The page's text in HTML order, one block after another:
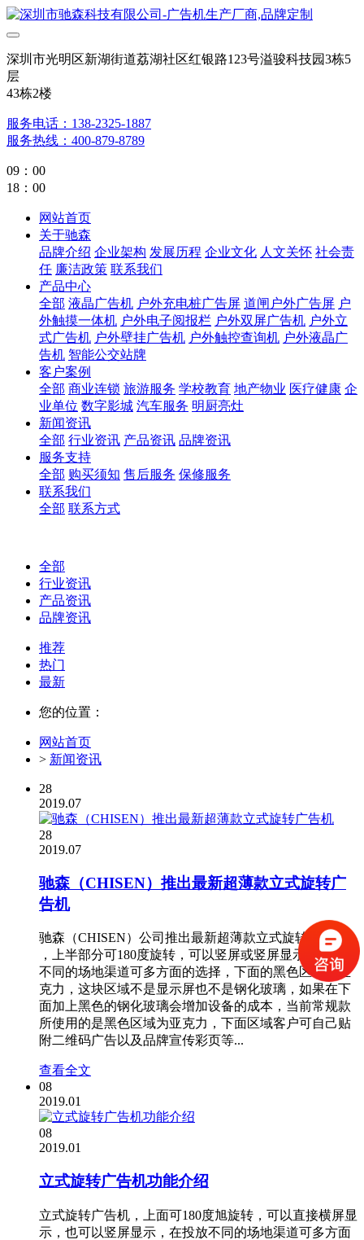
深圳市光明区新湖街道荔湖社区红银路123号溢骏科技园3栋5
层
43栋2楼
服务电话：138-2325-1887
服务热线：400-879-8789
09：00
18：00
网站首页
关于驰森
品牌介绍 企业架构 发展历程 企业文化 人文关怀 社会责
任 廉洁政策 联系我们
产品中心
全部 液晶广告机 户外充电桩广告屏 道闸户外广告屏 户
外触摸一体机 户外电子阅报栏 户外双屏广告机 户外立
式广告机 户外壁挂广告机 户外触控查询机 户外液晶广
告机 智能公交站牌
客户案例
全部 商业连锁 旅游服务 学校教育 地产物业 医疗健康 企
业单位 数字影城 汽车服务 明厨亮灶
新闻资讯
全部 行业资讯 产品资讯 品牌资讯
服务支持
全部 购买须知 售后服务 保修服务
联系我们
全部 联系方式
全部
行业资讯
产品资讯
品牌资讯
推荐
热门
最新
您的位置：
网站首页
> 新闻资讯
28
2019.07
28
2019.07
驰森（CHISEN）推出最新超薄款立式旋转广
告机
驰森（CHISEN）公司推出最新超薄款立式旋转广告机​
，上半部分可180度旋转，可以竖屏或竖屏显示，在投放
不同的场地渠道可多方面的选择，下面的黑色区域为亚
克力，这块区域不是显示屏也不是钢化玻璃，如果在下
面加上黑色的钢化玻璃会增加设备的成本，当前常规款
所使用的是黑色区域为亚克力，下面区域客户可自己贴
附二维码广告以及品牌宣传彩页等...
查看全文
08
2019.01
08
2019.01
立式旋转广告机功能介绍
立式旋转广告机，上面可180度旭旋转，可以直接横屏显
示，也可以竖屏显示，在投放不同的场地渠道可多方面